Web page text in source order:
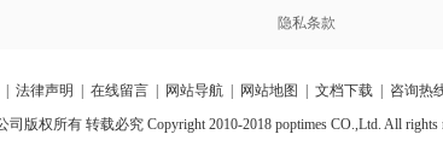
隐私条款
法律声明 在线留言 网站导航 网站地图 文档下载 | 咨询热
版权所有 转载必究 Copyright 2010-2018 poptimes CO.,Ltd. All rights